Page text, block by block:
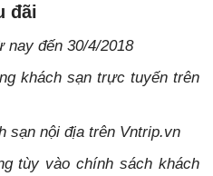
đãi
nay đến 30/4/2018
khách sạn trực tuyến trên
sạn nội địa trên Vntrip.vn
tùy vào chính sách khách